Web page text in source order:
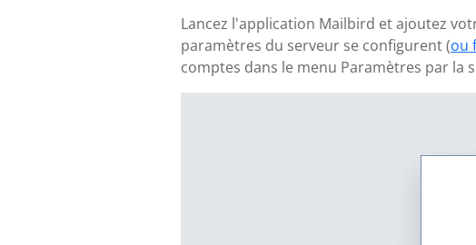
Lancez l'application Mailbird et ajoutez
paramètres du serveur se configurent (ou
comptes dans le menu Paramètres par la